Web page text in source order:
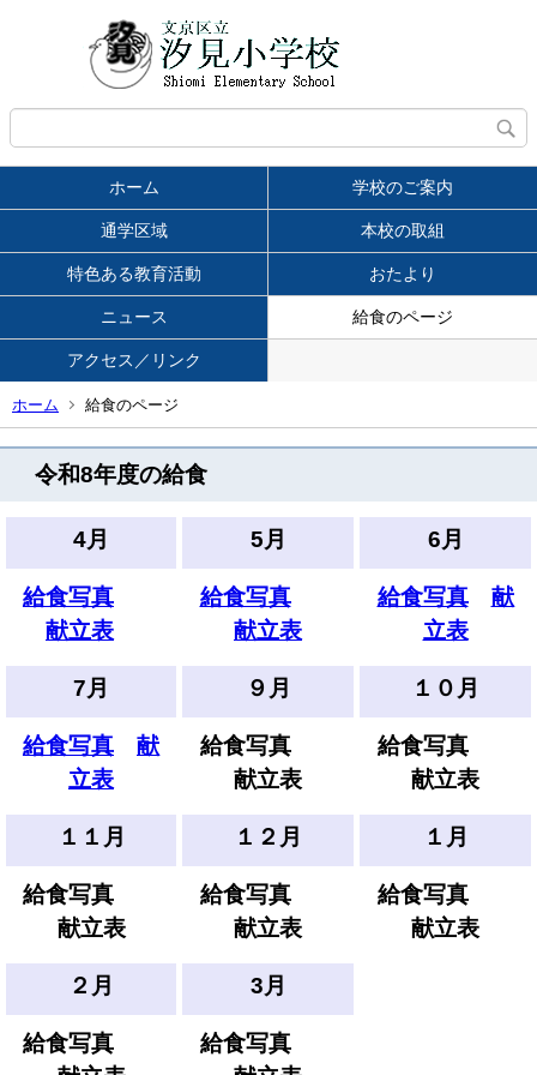
ホーム 学校のご案内
通学区域 本校の取組
特色ある教育活動 おたより
ニュース 給食のページ
アクセス／リンク
ホーム 給食のページ
令和8年度の給食
4月 5月 6月
給食写真
献立表
給食写真
献立表
給食写真
献
立表
7月 ９月 １０月
給食写真
献
立表
給食写真
献立表
給食写真
献立表
１１月 １２月 １月
給食写真
献立表
給食写真
献立表
給食写真
献立表
２月 3月
給食写真
給食写真